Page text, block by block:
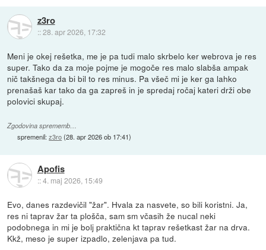
z3ro
::28. apr 2026, 17:32
Meni je okej rešetka, me je pa tudi malo skrbelo ker webrova je res
super. Tako da za moje pojme je mogoče res malo slabša ampak
nič takšnega da bi bil to res minus. Pa všeč mi je ker ga lahko
prenašaš kar tako da ga zapreš in je spredaj ročaj kateri drži obe
polovici skupaj.
Zgodovina sprememb…
spremenil:z3ro(28. apr 2026 ob 17:41)
Apofis
::4. maj 2026, 15:49
Evo, danes razdevičil "žar". Hvala za nasvete, so bili koristni. Ja,
res ni taprav žar ta plošča, sam sm včasih že nucal neki
podobnega in mi je bolj praktična kt taprav rešetkast žar na drva.
Kkž, meso je super izpadlo, zelenjava pa tud.